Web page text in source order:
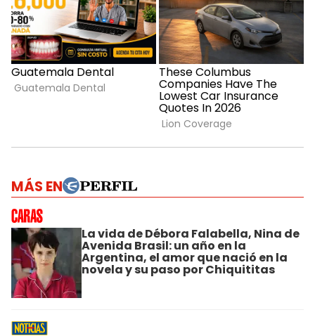
MÁS EN
La vida de Débora Falabella, Nina de
Avenida Brasil: un año en la
Argentina, el amor que nació en la
novela y su paso por Chiquititas